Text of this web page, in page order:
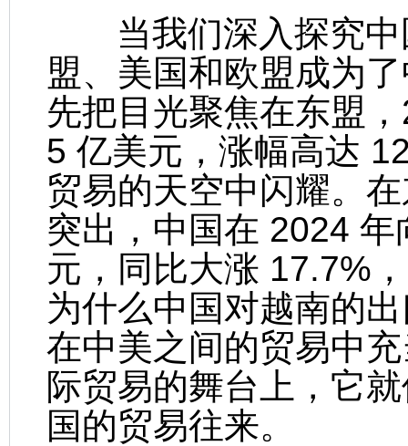
当我们深入探究中
盟、美国和欧盟成为
先把目光聚焦在东盟
5 亿美元，涨幅高达
贸易的天空中闪耀。
突出，中国在 2024
元，同比大涨 17.7%
为什么中国对越南的
在中美之间的贸易中
际贸易的舞台上，它
国的贸易往来。